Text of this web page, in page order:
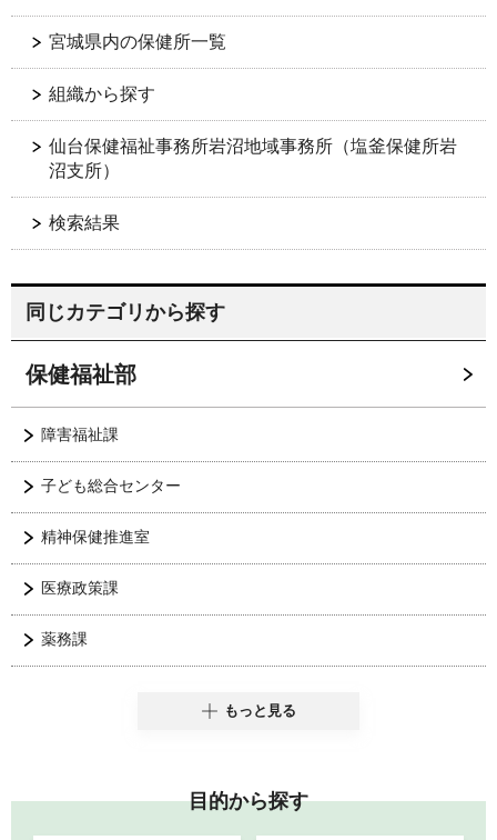
宮城県内の保健所一覧
組織から探す
仙台保健福祉事務所岩沼地域事務所（塩釜保健所岩
沼支所）
検索結果
同じカテゴリから探す
保健福祉部
障害福祉課
子ども総合センター
精神保健推進室
医療政策課
薬務課
もっと見る
目的から探す